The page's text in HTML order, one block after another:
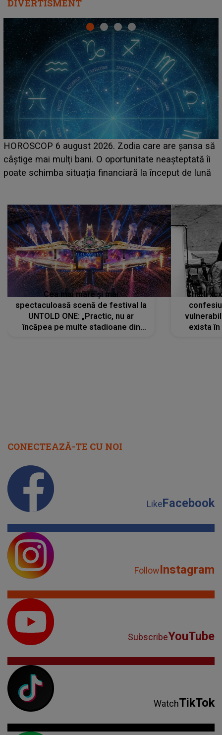
DIVERTISMENT
LINE-UP UNTOLD ONE, prima zi. Cine sunt artiștii
care deschid festivalul și de la ce ore au loc cele mai
așteptate concerte pe scena principală?
Cea mai mare și mai
spectaculoasă scenă de festival la
UNTOLD ONE: „Practic, nu ar
încăpea pe multe stadioane din
Charli
exista
CONECTEAZĂ-TE CU NOI
LikeFacebook
FollowInstagram
SubscribeYouTube
WatchTikTok